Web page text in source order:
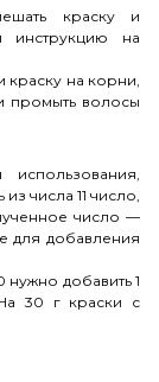
краску и
инструкцию на
краску на корни,
промыть волосы
числа 11 число,
число —
для добавления
добавить 1
30 г краски с